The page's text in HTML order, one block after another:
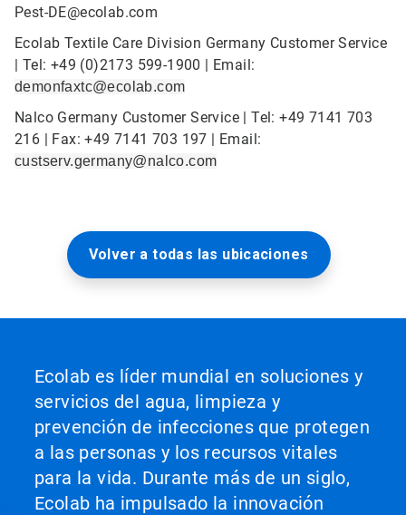
Pest-DE@ecolab.com
Ecolab Textile Care Division Germany Customer Service
| Tel: +49 (0)2173 599-1900 | Email:
demonfaxtc@ecolab.com
Nalco Germany Customer Service | Tel: +49 7141 703
216 | Fax: +49 7141 703 197 | Email:
custserv.germany@nalco.com
Volver a todas las ubicaciones
Ecolab es líder mundial en soluciones y
servicios del agua, limpieza y
prevención de infecciones que protegen
a las personas y los recursos vitales
para la vida. Durante más de un siglo,
Ecolab ha impulsado la innovación